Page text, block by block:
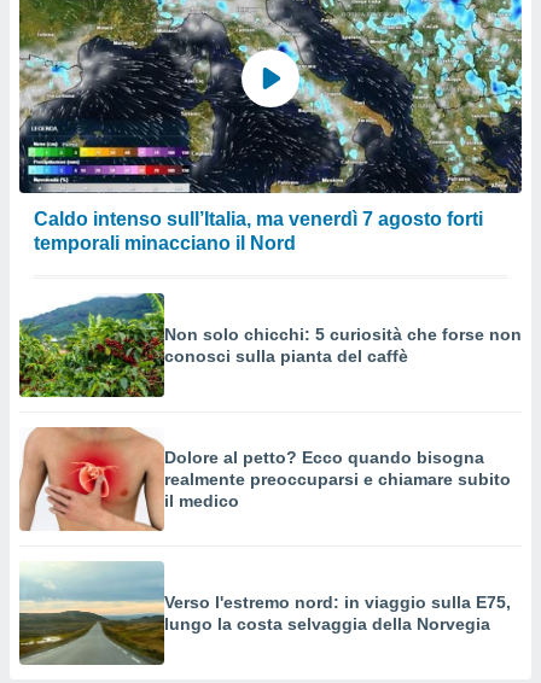
Caldo intenso sull’Italia, ma venerdì 7 agosto forti
temporali minacciano il Nord
Non solo chicchi: 5 curiosità che forse non
conosci sulla pianta del caffè
Dolore al petto? Ecco quando bisogna
realmente preoccuparsi e chiamare subito
il medico
Verso l'estremo nord: in viaggio sulla E75,
lungo la costa selvaggia della Norvegia